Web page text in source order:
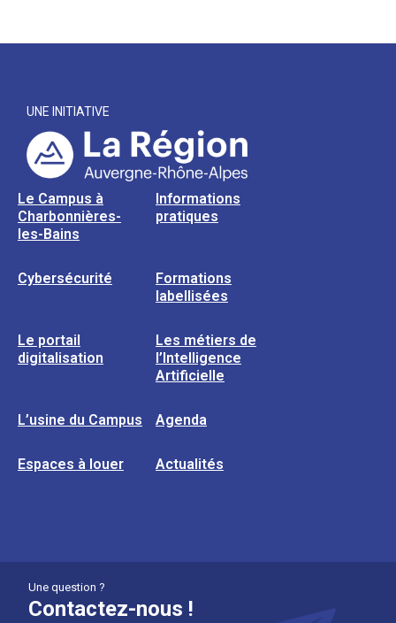
UNE INITIATIVE
Le Campus à
Charbonnières-
les-Bains
Informations
pratiques
Cybersécurité
Formations
labellisées
Le portail
digitalisation
Les métiers de
l’Intelligence
Artificielle
L’usine du Campus Agenda
Espaces à louer Actualités
Une question ?
Contactez-nous !